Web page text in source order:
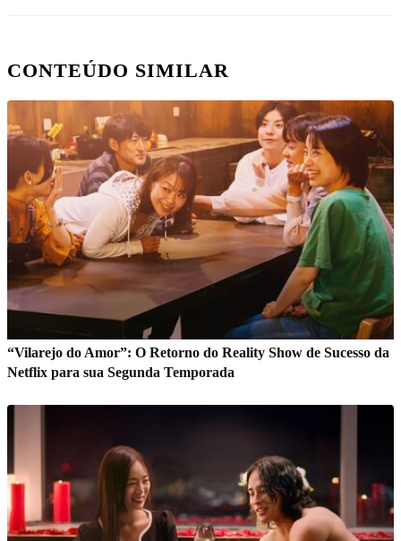
CONTEÚDO SIMILAR
“Vilarejo do Amor”: O Retorno do Reality Show de Sucesso da
Netflix para sua Segunda Temporada